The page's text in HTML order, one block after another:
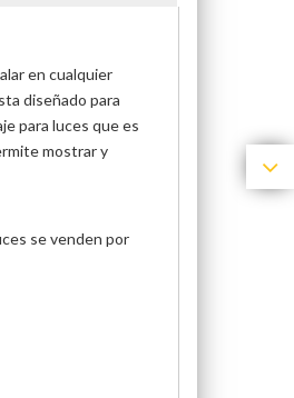
en cualquier
diseñado para
para luces que es
mostrar y
se venden por